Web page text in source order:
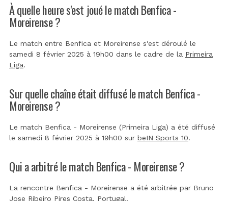
À quelle heure s'est joué le match Benfica -
Moreirense ?
Le match entre Benfica et Moreirense s'est déroulé le
samedi 8 février 2025 à 19h00 dans le cadre de la Primeira
Liga.
Sur quelle chaîne était diffusé le match Benfica -
Moreirense ?
Le match Benfica - Moreirense (Primeira Liga) a été diffusé
le samedi 8 février 2025 à 19h00 sur beIN Sports 10.
Qui a arbitré le match Benfica - Moreirense ?
La rencontre Benfica - Moreirense a été arbitrée par Bruno
Jose Ribeiro Pires Costa, Portugal.